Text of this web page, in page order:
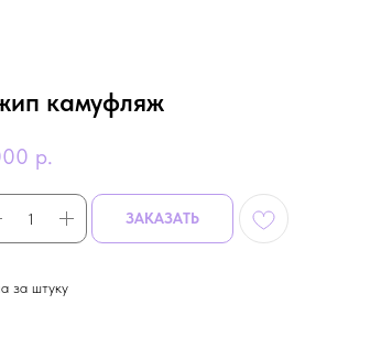
камуфляж
р.
ЗАКАЗАТЬ
за штуку